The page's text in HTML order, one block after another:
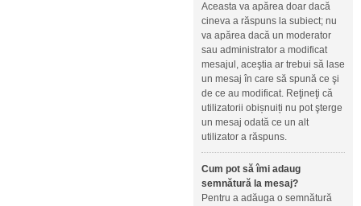
Aceasta va apărea doar dacă
cineva a răspuns la subiect; nu
va apărea dacă un moderator
sau administrator a modificat
mesajul, aceştia ar trebui să lase
un mesaj în care să spună ce şi
de ce au modificat. Reţineţi că
utilizatorii obișnuiți nu pot şterge
un mesaj odată ce un alt
utilizator a răspuns.
Cum pot să îmi adaug
semnătură la mesaj?
Pentru a adăuga o semnătură